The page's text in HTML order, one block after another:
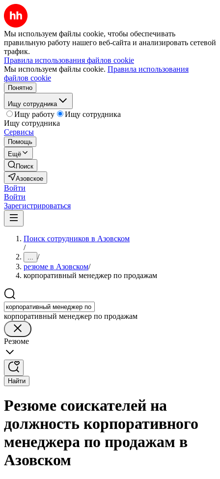
Мы используем файлы cookie, чтобы обеспечивать
правильную работу нашего веб-сайта и анализировать сетевой
трафик.
Правила использования файлов cookie
Мы используем файлы cookie. Правила использования
файлов cookie
Понятно
Ищу сотрудника
Ищу работу
Ищу сотрудника
Ищу сотрудника
Сервисы
Помощь
Ещё
Поиск
Азовское
Войти
Войти
Зарегистрироваться
Поиск сотрудников в Азовском
/
... /
резюме в Азовском/
корпоративный менеджер по продажам
корпоративный менеджер по продажам
Резюме
Найти
Резюме соискателей на
должность корпоративного
менеджера по продажам в
Азовском